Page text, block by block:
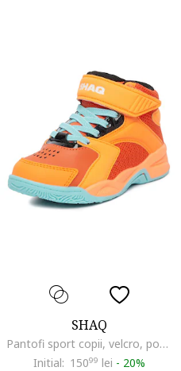
SHAQ
Pantofi sport copii, velcro, portocaliu, tesatura
Initial: 15099 lei - 20%